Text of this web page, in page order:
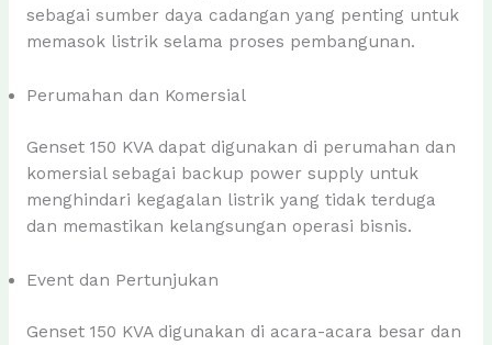
sebagai sumber daya cadangan yang penting untuk
memasok listrik selama proses pembangunan.
Perumahan dan Komersial
Genset 150 KVA dapat digunakan di perumahan dan
komersial sebagai backup power supply untuk
menghindari kegagalan listrik yang tidak terduga
dan memastikan kelangsungan operasi bisnis.
Event dan Pertunjukan
Genset 150 KVA digunakan di acara-acara besar dan